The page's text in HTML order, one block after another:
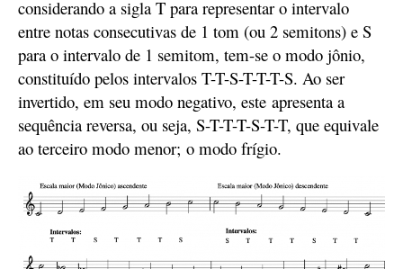
considerando a sigla T para representar o intervalo
entre notas consecutivas de 1 tom (ou 2 semitons) e S
para o intervalo de 1 semitom, tem-se o modo jônio,
constituído pelos intervalos T-T-S-T-T-T-S. Ao ser
invertido, em seu modo negativo, este apresenta a
sequência reversa, ou seja, S-T-T-T-S-T-T, que equivale
ao terceiro modo menor; o modo frígio.